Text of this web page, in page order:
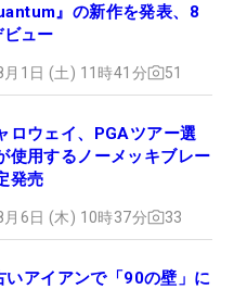
』の新作を発表、8
ビュー
月1日 (土) 11時41分 51
ロウェイ、PGAツアー選
使用するノーメッキブレー
発売
月6日 (木) 10時37分 33
いアイアンで「90の壁」に